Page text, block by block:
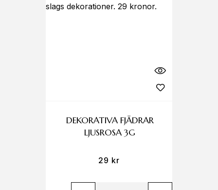
DEKORATIVA FJÄDRAR
LJUSROSA 3G
29 kr